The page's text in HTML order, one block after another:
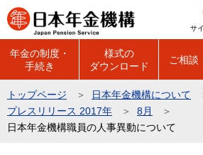
こ
の
の
先
サ
年金の制度・
手続き
様式の
ダウンロード
ご相談
トップページ 日本年金機構について
プレスリリース 2017年
8月
日本年金機構職員の人事異動について